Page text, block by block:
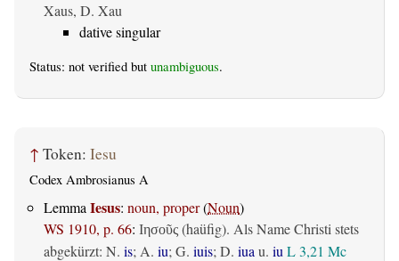
Xaus, D. Xau
dative singular
Status: not verified but unambiguous.
↑ Token: Iesu
Codex Ambrosianus A
Lemma Iesus: noun, proper(Noun)
WS 1910, p. 66: Ιησοῦς (haüfig). Als Name Christi stets
abgekürzt: N. is; A. iu; G. iuis; D. iua u. iu L 3,21 Mc